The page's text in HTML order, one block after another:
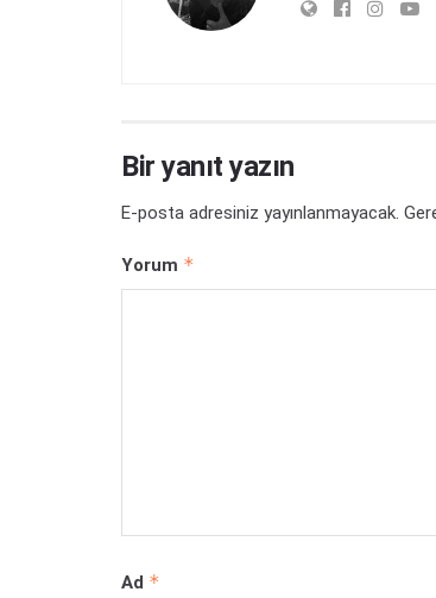
Bir yanıt yazın
E-posta adresiniz yayınlanmayacak.
Yorum *
Ad *